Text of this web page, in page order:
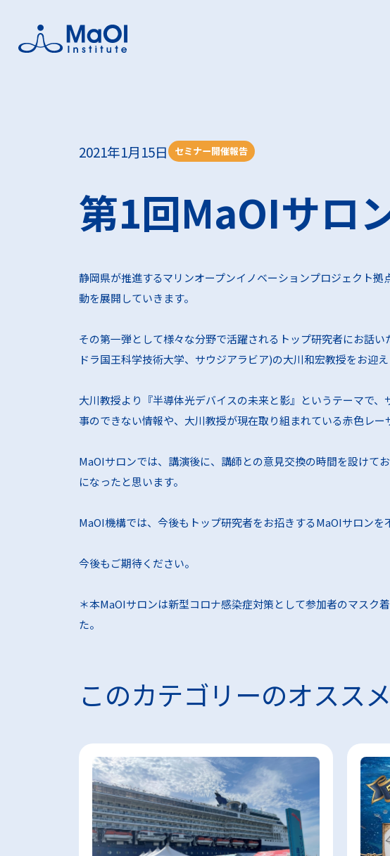
機構概要
交流会
興味をお持ちの方
その他事業支援を
2021年1月15日 セミナー開催報告
第1回MaOIサロ
静岡県が推進するマリンオープンイノベーションプロジェクト
動を展開していきます。
その第一弾として様々な分野で活躍されるトップ研究者にお話
ドラ国王科学技術大学、サウジアラビア)の大川和宏教授をお迎
大川教授より『半導体光デバイスの未来と影』というテーマで
事のできない情報や、大川教授が現在取り組まれている赤色レ
MaOIサロンでは、講演後に、講師との意見交換の時間を設けて
になったと思います。
MaOI機構では、今後もトップ研究者をお招きするMaOIサロンを
今後もご期待ください。
＊本MaOIサロンは新型コロナ感染症対策として参加者のマスク
た。
このカテゴリーのオスス